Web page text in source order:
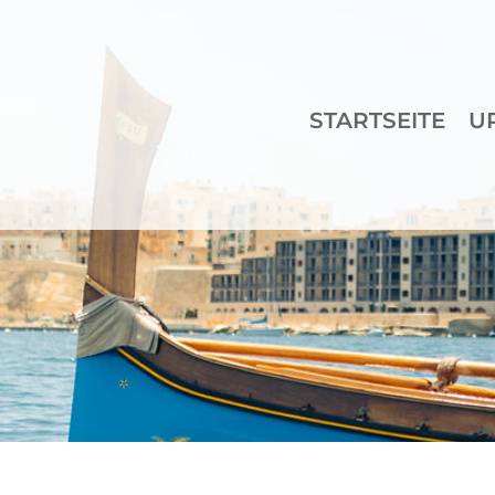
STARTSEITE